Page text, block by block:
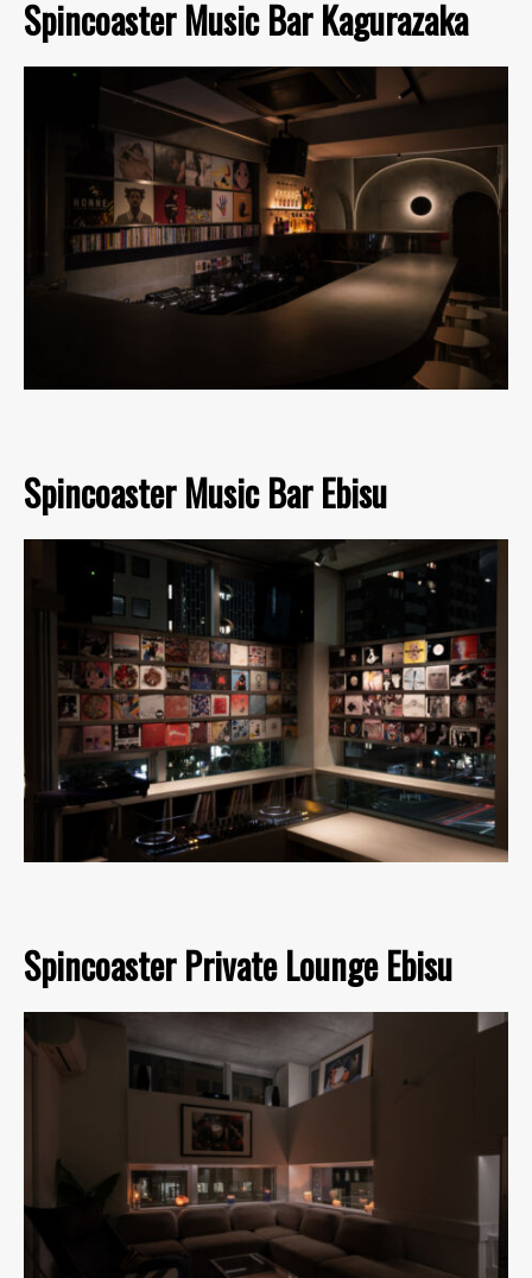
Spincoaster Music Bar Kagurazaka
Spincoaster Music Bar Ebisu
Spincoaster Private Lounge Ebisu